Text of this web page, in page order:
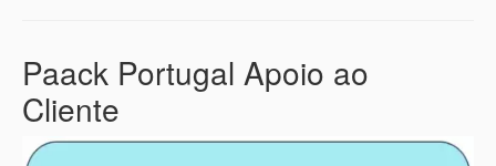
Paack Portugal Apoio ao
Cliente